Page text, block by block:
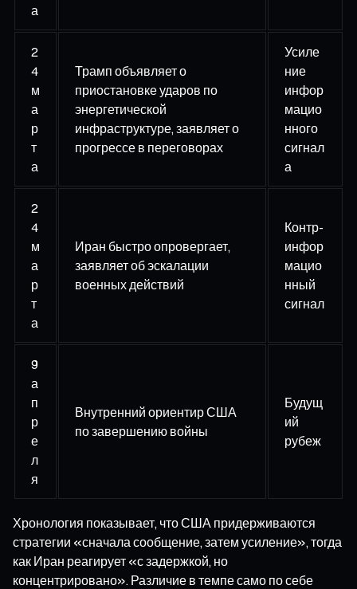
а
2
4
м
а
р
т
а
Трамп объявляет о
приостановке ударов по
энергетической
инфраструктуре, заявляет о
прогрессе в переговорах
Усиле
ние
инфор
мацио
нного
сигнал
а
2
4
м
а
р
т
а
Иран быстро опровергает,
заявляет об эскалации
военных действий
Контр-
инфор
мацио
нный
сигнал
9
а
п
р
е
л
я
Внутренний ориентир США
по завершению войны
Будущ
ий
рубеж
Хронология показывает, что США придерживаются
стратегии «сначала сообщение, затем усиление», тогда
как Иран реагирует «с задержкой, но
концентрировано». Различие в темпе само по себе